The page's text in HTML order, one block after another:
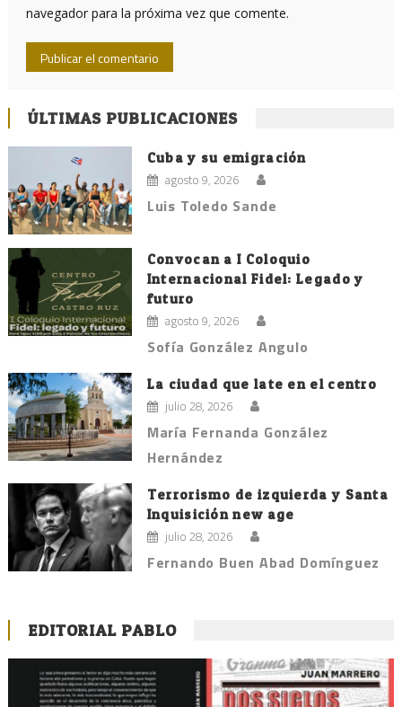
navegador para la próxima vez que comente.
ÚLTIMAS PUBLICACIONES
Cuba y su emigración
agosto 9, 2026
Luis Toledo Sande
Convocan a I Coloquio
Internacional Fidel: Legado y
futuro
agosto 9, 2026
Sofía González Angulo
La ciudad que late en el centro
julio 28, 2026
María Fernanda González
Hernández
Terrorismo de izquierda y Santa
Inquisición new age
julio 28, 2026
Fernando Buen Abad Domínguez
EDITORIAL PABLO